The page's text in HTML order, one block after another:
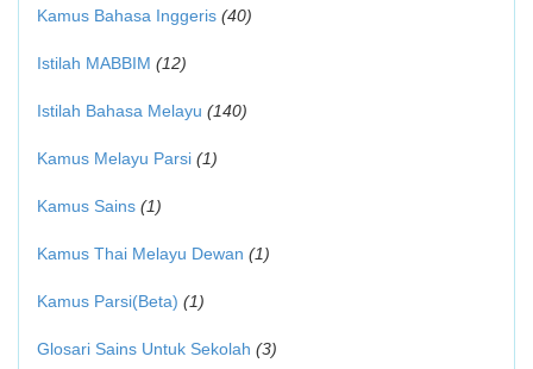
Kamus Bahasa Inggeris (40)
Istilah MABBIM (12)
Istilah Bahasa Melayu (140)
Kamus Melayu Parsi (1)
Kamus Sains (1)
Kamus Thai Melayu Dewan (1)
Kamus Parsi(Beta) (1)
Glosari Sains Untuk Sekolah (3)